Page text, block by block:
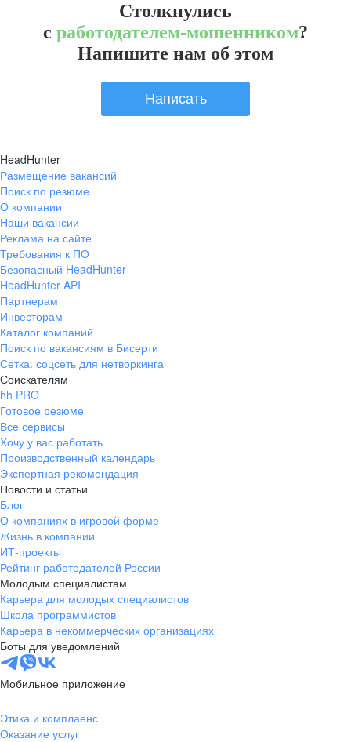
Столкнулись
с работодателем-мошенником?
Напишите нам об этом
Написать
HeadHunter
Размещение вакансий
Поиск по резюме
О компании
Наши вакансии
Реклама на сайте
Требования к ПО
Безопасный HeadHunter
HeadHunter API
Партнерам
Инвесторам
Каталог компаний
Поиск по вакансиям в Бисерти
Сетка: соцсеть для нетворкинга
Соискателям
hh PRO
Готовое резюме
Все сервисы
Хочу у вас работать
Производственный календарь
Экспертная рекомендация
Новости и статьи
Блог
О компаниях в игровой форме
Жизнь в компании
ИТ-проекты
Рейтинг работодателей России
Молодым специалистам
Карьера для молодых специалистов
Школа программистов
Карьера в некоммерческих организациях
Боты для уведомлений
Мобильное приложение
Этика и комплаенс
Оказание услуг